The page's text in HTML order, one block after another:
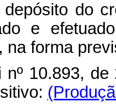
depósito do
e
na forma
nº 10.893,